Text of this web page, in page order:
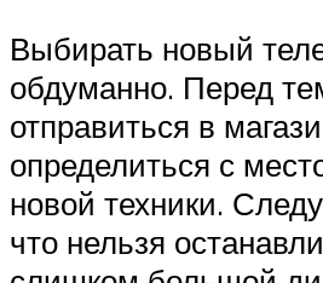
Выбирать новый
обдуманно. Перед
отправиться в
определиться с
новой техники.
что нельзя